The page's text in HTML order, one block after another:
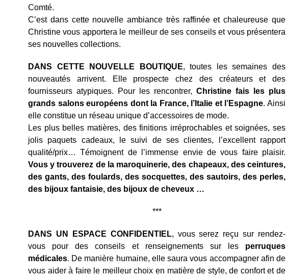
Comté.
C’est dans cette nouvelle ambiance très raffinée et chaleureuse que
Christine vous apportera le meilleur de ses conseils et vous présentera
ses nouvelles collections.
DANS CETTE NOUVELLE BOUTIQUE, toutes les semaines des
nouveautés arrivent. Elle prospecte chez des créateurs et des
fournisseurs atypiques. Pour les rencontrer, Christine fais les plus
grands salons européens dont la France, l’Italie et l’Espagne. Ainsi
elle constitue un réseau unique d’accessoires de mode.
Les plus belles matières, des finitions irréprochables et soignées, ses
jolis paquets cadeaux, le suivi de ses clientes, l’excellent rapport
qualité/prix… Témoignent de l’immense envie de vous faire plaisir.
Vous y trouverez de la maroquinerie, des chapeaux, des ceintures,
des gants, des foulards, des socquettes, des sautoirs, des perles,
des bijoux fantaisie, des bijoux de cheveux …
***
DANS UN ESPACE CONFIDENTIEL, vous serez reçu sur rendez-
vous pour des conseils et renseignements sur les perruques
médicales. De manière humaine, elle saura vous accompagner afin de
vous aider à faire le meilleur choix en matière de style, de confort et de